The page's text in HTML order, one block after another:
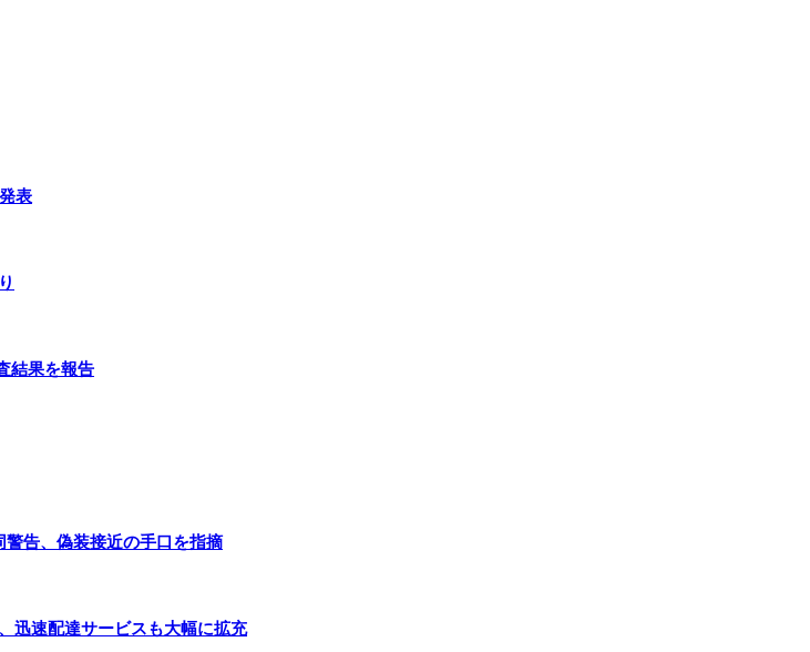
表
結果を報告
告、偽装接近の手口を指摘
迅速配達サービスも大幅に拡充